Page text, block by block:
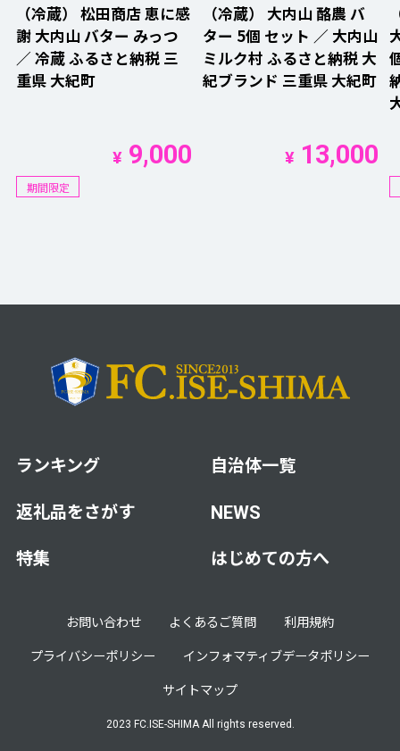
（冷蔵） 松田商店 恵に感
謝 大内山 バター みっつ
／ 冷蔵 ふるさと納税 三
重県 大紀町
¥ 9,000
期間限定
（冷蔵） 大内山 酪農 バ
ター 5個 セット ／ 大内山
ミルク村 ふるさと納税 大
紀ブランド 三重県 大紀町
¥ 13,000
ランキング
返礼品をさがす
特集
自治体一覧
NEWS
はじめての方へ
お問い合わせ よくあるご質問
利用規約
プライバシーポリシー
インフォマティブデータポリシー
サイトマップ
2023 FC.ISE-SHIMA All rights reserved.